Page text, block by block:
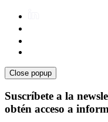
Close popup
Suscríbete a la
obtén acceso a